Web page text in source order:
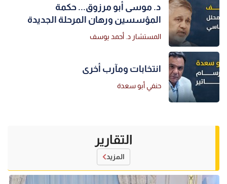
د. موسى أبو مرزوق... حكمة
المؤسسين ورهان المرحلة الجديدة
المستشار د. أحمد يوسف
انتخابات ومآرب أخرى
حنفي أبو سعدة
التقارير
المزيد